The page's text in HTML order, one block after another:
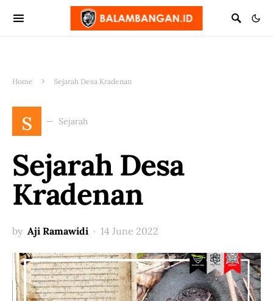
Home Sejarah Desa Kradenan
s Sejarah
Sejarah Desa
Kradenan
by Aji Ramawidi 14 June 2022